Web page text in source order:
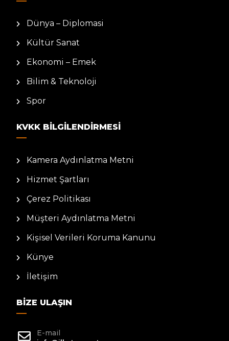
Dünya – Diplomasi
Kültür Sanat
Ekonomi – Emek
Bilim & Teknoloji
Spor
KVKK BILGILENDIRMESI
Kamera Aydınlatma Metni
Hizmet Şartları
Çerez Politikası
Müşteri Aydınlatma Metni
Kişisel Verileri Koruma Kanunu
Künye
İletişim
BIZE ULAŞIN
E-mail